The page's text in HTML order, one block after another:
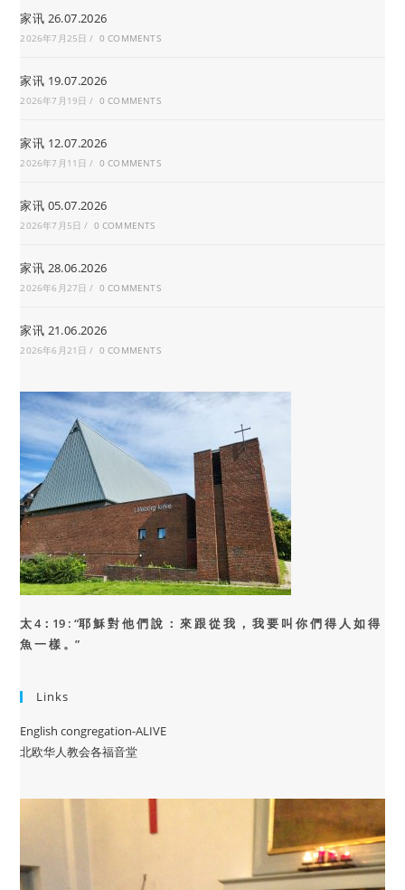
家讯 26.07.2026
2026年7月25日 / 0 COMMENTS
家讯 19.07.2026
2026年7月19日 / 0 COMMENTS
家讯 12.07.2026
2026年7月11日 / 0 COMMENTS
家讯 05.07.2026
2026年7月5日 / 0 COMMENTS
家讯 28.06.2026
2026年6月27日 / 0 COMMENTS
家讯 21.06.2026
2026年6月21日 / 0 COMMENTS
太 4：19 : “耶 穌 對 他 們 說 ： 來 跟 從 我 ， 我 要 叫 你 們 得 人 如 得
魚 一 樣 。”
Links
English congregation-ALIVE
北欧华人教会各福音堂